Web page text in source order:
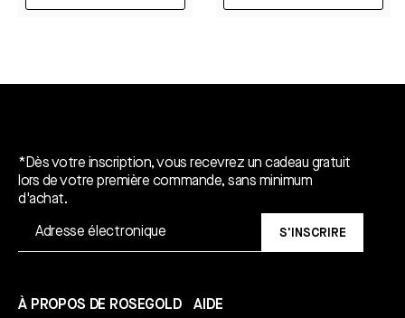
*Dès votre inscription, vous recevrez un cadeau gratuit
lors de votre première commande, sans minimum
d'achat.
S'INSCRIRE
À PROPOS DE ROSEGOLD AIDE